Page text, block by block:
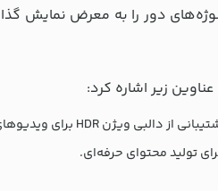
دور را به معرض نمایش
زیر اشاره کرد:
تولید محتوای حرفه‌ای.